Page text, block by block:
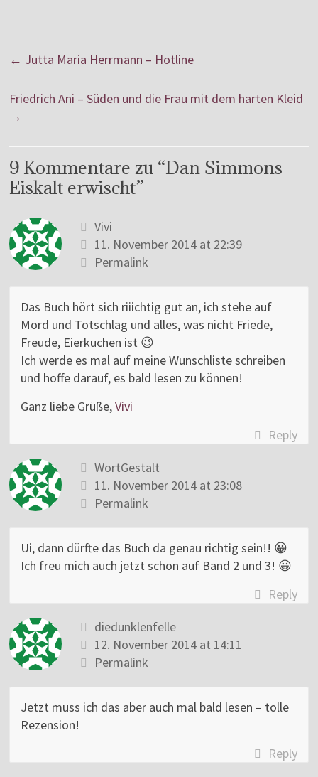
← Jutta Maria Herrmann – Hotline
Friedrich Ani – Süden und die Frau mit dem harten Kleid
→
9 Kommentare zu “Dan Simmons –
Eiskalt erwischt”
Vivi
11. November 2014 at 22:39
Permalink
Das Buch hört sich riiichtig gut an, ich stehe auf
Mord und Totschlag und alles, was nicht Friede,
Freude, Eierkuchen ist 😉
Ich werde es mal auf meine Wunschliste schreiben
und hoffe darauf, es bald lesen zu können!
Ganz liebe Grüße,Vivi
Reply
WortGestalt
11. November 2014 at 23:08
Permalink
Ui, dann dürfte das Buch da genau richtig sein!! 😀
Ich freu mich auch jetzt schon auf Band 2 und 3! 😀
Reply
diedunklenfelle
12. November 2014 at 14:11
Permalink
Jetzt muss ich das aber auch mal bald lesen – tolle
Rezension!
Reply